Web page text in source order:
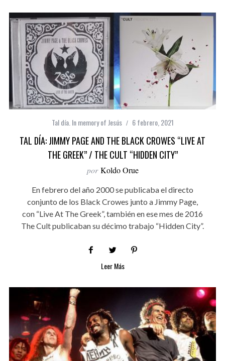
Tal día. In memory of Jesús 6 febrero, 2021
TAL DÍA: JIMMY PAGE AND THE BLACK CROWES “‎LIVE AT
THE GREEK” / THE CULT “HIDDEN CITY”
por Koldo Orue
En febrero del año 2000 se publicaba el directo
conjunto de los Black Crowes junto a Jimmy Page,
con “‎Live At The Greek”, también en ese mes de 2016
The Cult publicaban su décimo trabajo “Hidden City”.
Leer Más